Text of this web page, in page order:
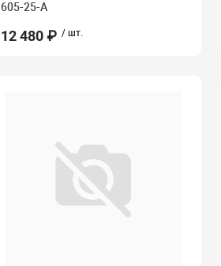
605-25-A
12 480 ₽ / шт.